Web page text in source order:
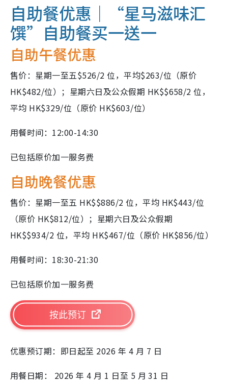
自助餐优惠｜
“星马滋味汇
馔”自助餐买一送一
自助午餐优惠
售价：星期一至五$526/2 位，平均$263/位（原价
HK$482/位）；星期六日及公众假期 HK$$658/2 位，
平均 HK$329/位（原价 HK$603/位）
用餐时间：12:00-14:30
已包括原价加一服务费
自助晚餐优惠
售价：星期一至五 HK$$886/2 位，平均 HK$443/位
（原价 HK$812/位）；星期六日及公众假期
HK$$934/2 位，平均 HK$467/位（原价 HK$856/位）
用餐时间：18:30-21:30
已包括原价加一服务费
按此预订
优惠预订期：即日起至 2026 年 4 月 7 日
用餐日期： 2026 年 4 月 1 日至 5 月 31 日